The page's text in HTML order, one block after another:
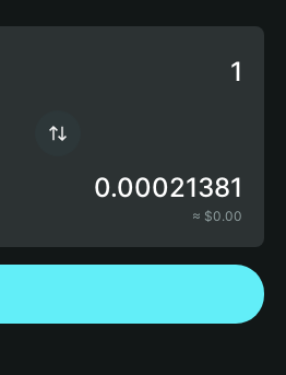
0.00021381
≈ $0.00